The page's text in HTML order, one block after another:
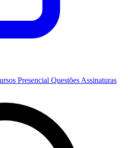
Presencial Questões Assinaturas